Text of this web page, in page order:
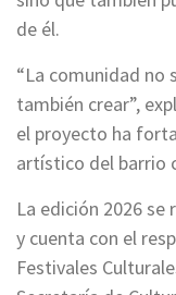
de él.
“La comunidad no
también crear”,
el proyecto ha
artístico del barrio
La edición 2026 se
y cuenta con el
Festivales